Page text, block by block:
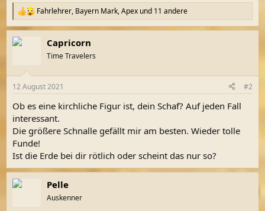
R
e
a
k
e
:
Fahrlehrer, Bayern Mark,Apex und 11 andere
Capricorn
Time Travelers
12 August 2021 #2
Ob es eine kirchliche Figur ist, dein Schaf? Auf jeden Fall
interessant.
Die größere Schnalle gefällt mir am besten. Wieder tolle
Funde!
Ist die Erde bei dir rötlich oder scheint das nur so?
Pelle
Auskenner